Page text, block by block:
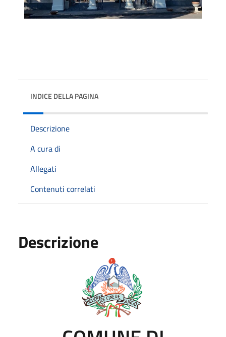
INDICE DELLA PAGINA
Descrizione
A cura di
Allegati
Contenuti correlati
Descrizione